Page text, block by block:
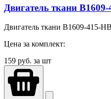
Двигатель ткани
Двигатель ткани B1609-415-HB
Цена за комплект:
159 руб. за шт